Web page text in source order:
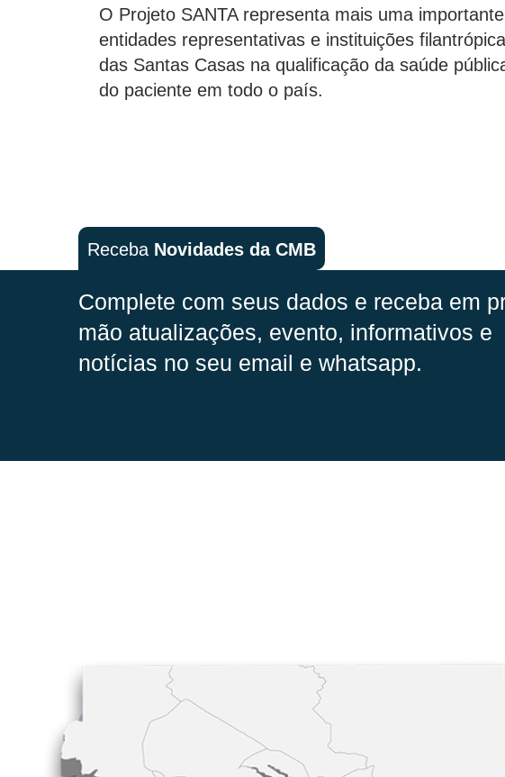
O Projeto SANTA representa mais uma
entidades representativas e instituições
das Santas Casas na qualificação da saúde
do paciente em todo o país.
Receba Novidades da CMB
Complete com seus dados e receba em
mão atualizações, evento, informativos e
notícias no seu email e whatsapp.